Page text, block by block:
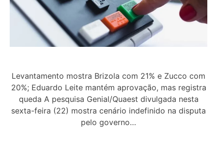
Levantamento mostra Brizola com 21% e Zucco com
20%; Eduardo Leite mantém aprovação, mas registra
queda A pesquisa Genial/Quaest divulgada nesta
sexta-feira (22) mostra cenário indefinido na disputa
pelo governo…